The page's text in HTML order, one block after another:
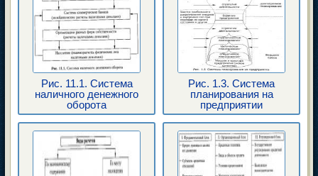
Рис. 11.1. Система
наличного денежного
оборота
Рис. 1.3. Система
планирования на
предприятии